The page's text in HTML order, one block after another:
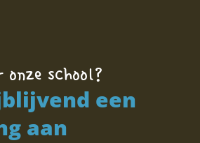
onze school?
een
aan